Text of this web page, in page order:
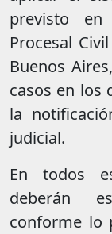
previsto
Procesal
Buenos
casos en los
la
judicial.
En todos
deberán
conforme lo